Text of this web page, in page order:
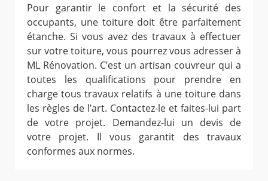
Pour garantir le confort et la sécurité des
occupants, une toiture doit être parfaitement
étanche. Si vous avez des travaux à effectuer
sur votre toiture, vous pourrez vous adresser à
ML Rénovation. C’est un artisan couvreur qui a
toutes les qualifications pour prendre en
charge tous travaux relatifs à une toiture dans
les règles de l’art. Contactez-le et faites-lui part
de votre projet. Demandez-lui un devis de
votre projet. Il vous garantit des travaux
conformes aux normes.